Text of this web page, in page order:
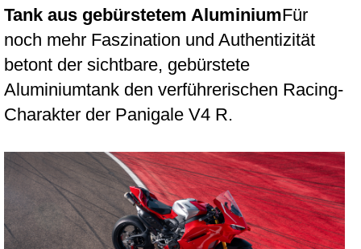
Tank aus gebürstetem AluminiumFür
noch mehr Faszination und Authentizität
betont der sichtbare, gebürstete
Aluminiumtank den verführerischen Racing-
Charakter der Panigale V4 R.